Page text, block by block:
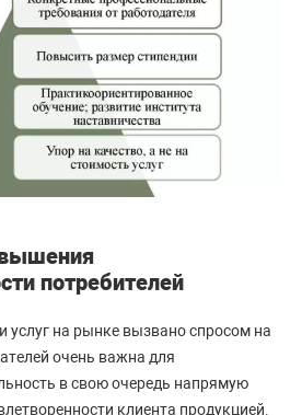
потребителей
услуг на рынке вызвано спросом на
очень важна для
в свою очередь напрямую
клиента продукцией.